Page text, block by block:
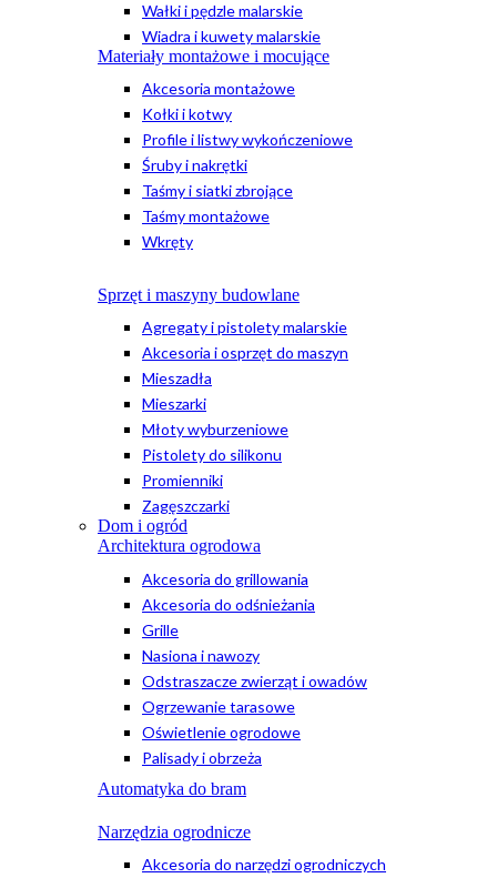
Wałki i pędzle malarskie
Wiadra i kuwety malarskie
Materiały montażowe i mocujące
Akcesoria montażowe
Kołki i kotwy
Profile i listwy wykończeniowe
Śruby i nakrętki
Taśmy i siatki zbrojące
Taśmy montażowe
Wkręty
Sprzęt i maszyny budowlane
Agregaty i pistolety malarskie
Akcesoria i osprzęt do maszyn
Mieszadła
Mieszarki
Młoty wyburzeniowe
Pistolety do silikonu
Promienniki
Zagęszczarki
Dom i ogród
Architektura ogrodowa
Akcesoria do grillowania
Akcesoria do odśnieżania
Grille
Nasiona i nawozy
Odstraszacze zwierząt i owadów
Ogrzewanie tarasowe
Oświetlenie ogrodowe
Palisady i obrzeża
Automatyka do bram
Narzędzia ogrodnicze
Akcesoria do narzędzi ogrodniczych